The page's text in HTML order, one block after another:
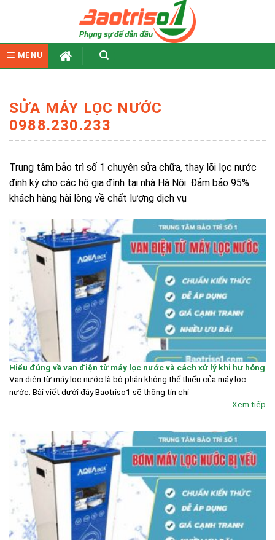
MENU
SỬA MÁY LỌC NƯỚC
0988.230.233
Trung tâm bảo trì số 1 chuyên sửa chữa, thay lõi lọc nước
định kỳ cho các hộ gia đình tại nhà Hà Nội. Đảm bảo 95%
khách hàng hài lòng về chất lượng dịch vụ
Hiểu đúng về van điện từ máy lọc nước và cách xử lý khi hư hỏng
Van điện từ máy lọc nước là bộ phận không thể thiếu của máy lọc
nước. Bài viết dưới đây Baotriso1 sẽ thông tin chi
Xem tiếp